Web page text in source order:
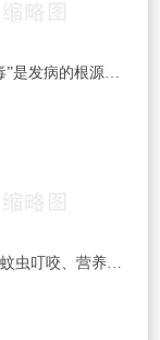
养猪场“三毒”是发病的根源！搞好防治很重要！
高温潮湿、蚊虫叮咬、营养不均——猪湿疹三大诱因及预防对策